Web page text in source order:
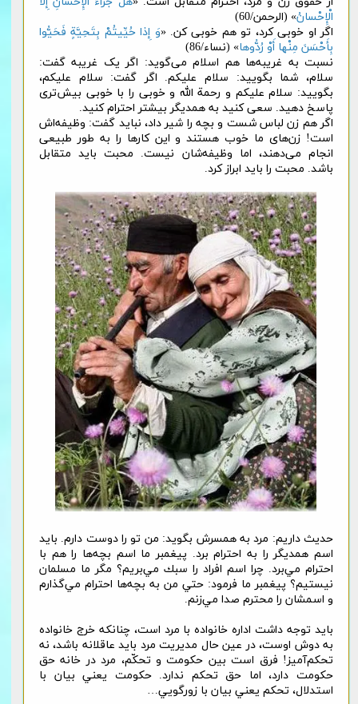
الْإِحْسانُ» (الرحمن/60)
اگر او خوبی کرد، تو هم خوبی کن. «وَ إِذا حُیِّیتُمْ بِتَحِیَّةٍ فَحَیُّوا
بِأَحْسَنَ مِنْها أَوْ رُدُّوها» (نساء/86)
نسبت به غریبه‌ها هم اسلام می‌گوید: اگر یک غریبه گفت:
سلام، شما بگویید: سلام علیکم. اگر گفت: سلام علیکم،
بگویید: سلام علیکم و رحمة الله و خوبی را با خوبی بیش‌تری
پاسخ دهید. سعی کنید به همدیگر بیشتر احترام کنید.
اگر هم زن لباس شست و بچه را شیر داد، نباید گفت: وظیفه‌اش
است! زن‌های ما خوب هستند و این کارها را به طور طبیعی
انجام می‌دهند، اما وظیفه‌شان نیست. محبت بايد متقابل
باشد. محبت را باید ابراز کرد.
حديث داريم: مرد به همسرش بگويد: من تو را دوست دارم. باید
اسم همديگر را به احترام برد. پيغمبر ما اسم بچه‌ها را هم با
احترام مي‌برد. چرا اسم افراد را سبك مي‌بريم؟ مگر ما مسلمان
نيستيم؟ پيغمبر ما فرمود: حتي من به بچه‌ها احترام مي‌گذارم
و اسمشان را محترم صدا مي‌زنم.
باید توجه داشت اداره خانواده با مرد است، چنانکه خرج خانواده
به دوش اوست، در عين حال مدیریت مرد بايد عاقلانه باشد، نه
تحكم‌آمیز! فرق است بين حكومت و تحكّم، مرد در خانه حق
حكومت دارد، اما حق تحكم ندارد. حكومت يعني بيان با
استدلال، تحكم يعني بيان با زورگويي…